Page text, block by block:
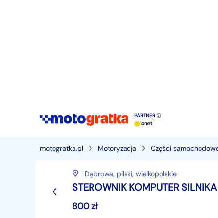
PARTNER
motogratka.pl Motoryzacja Części
Dąbrowa, pilski, wielkopolskie
STEROWNIK KOMPUTER
800zł